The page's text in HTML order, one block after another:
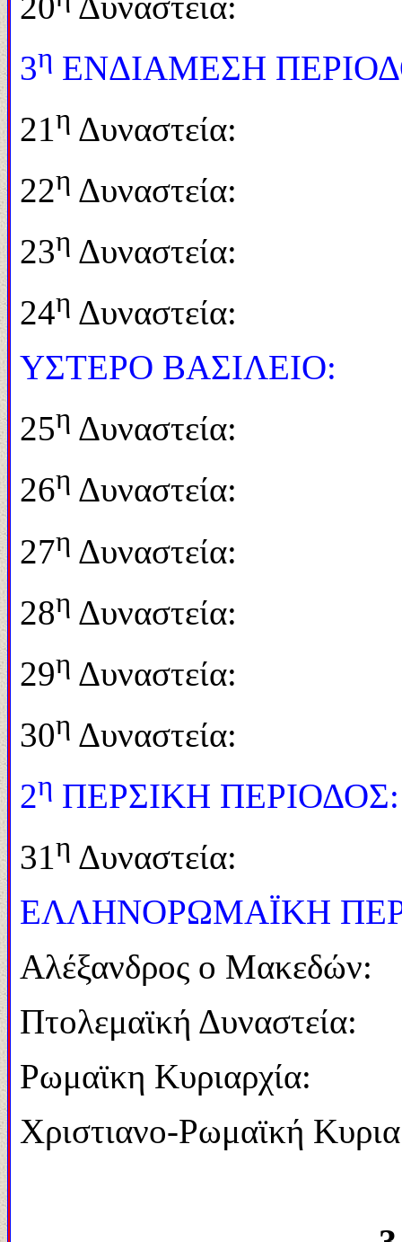
3η ΕΝΔΙΑΜΕΣΗ
21η Δυναστεία:
22η
23η
24η
ΥΣΤΕΡΟ ΒΑΣΙΛΕΙΟ:
25η
26η
27η
28η
29η
30η
2η ΠΕΡΣΙΚΗ
31 η
ΕΛΛΗΝΟΡΩΜΑΪΚΗ
Αλέξανδρος ο
Πτολεμαϊκή
Ρωμαϊκη
Χριστιανο-Ρωμαϊκή